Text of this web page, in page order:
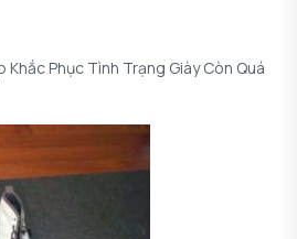
Khắc Phục Tình Trạng Giày Còn Quá